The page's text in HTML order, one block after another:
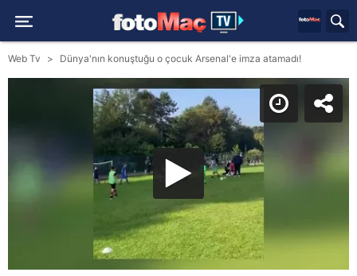
Web Tv Dünya'nın konuştuğu o çocuk Arsenal'e imza atamadı!